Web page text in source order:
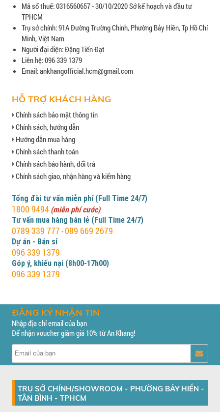
Mã số thuế: 0316560657 - 30/10/2020 Sở kế hoạch và đầu tư
TPHCM
Trụ sở chính: 91A Đường Trường Chinh, Phường Bảy Hiền, Tp Hồ Chí
Minh, Việt Nam
Người đại diện: Đặng Tiến Đạt
Liên hệ: 096 339 1379
Email: ankhangofficial.hcm@gmail.com
HỖ TRỢ KHÁCH HÀNG
Chính sách bảo mật thông tin
Chính sách, hướng dẫn
Hướng dẫn mua hàng
Chính sách thanh toán
Chính sách bảo hành, đổi trả
Chính sách giao, nhận hàng và kiểm hàng
Tổng đài tư vấn miễn phí (Full Time 24/7)
1800 9494 (miễn phí cước)
Tư vấn mua hàng bán lẻ (Full Time 24/7)
0789 339 777 -089 669 2679
Dự án - Bán sỉ
096 339 1379
Góp ý, khiếu nại (8h00-17h00)
096 339 1379
ĐĂNG KÝ NHẬN TIN
Nhập địa chỉ email của bạn
Để nhận voucher giảm giá 10% từ An Khang!
TRỤ SỞ CHÍNH/SHOWROOM - PHƯỜNG BẢY HIỀN -
TÂN BÌNH - TPHCM